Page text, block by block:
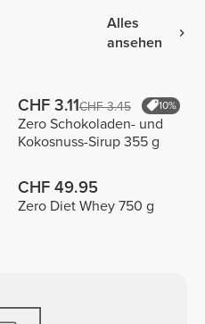
Alles
ansehen
CHF 3.11CHF 3.45 10%
Zero Schokoladen- und
Kokosnuss-Sirup 355 g
CHF 49.95
Zero Diet Whey 750 g